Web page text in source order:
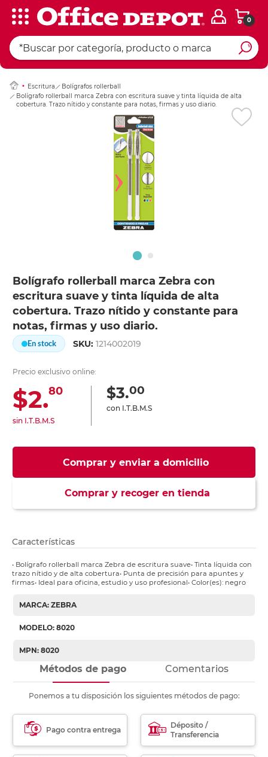
0
Escritura
Bolígrafos rollerball
Bolígrafo rollerball marca Zebra con escritura suave y tinta líquida de alta
cobertura. Trazo nítido y constante para notas, firmas y uso diario.
Bolígrafo rollerball marca Zebra con
escritura suave y tinta líquida de alta
cobertura. Trazo nítido y constante para
notas, firmas y uso diario.
En stock SKU:1214002019
Precio exclusivo online:
$2.80
sin I.T.B.M.S
$3.00
con I.T.B.M.S
Comprar y enviar a domicilio
Comprar y recoger en tienda
Ingresar Codigo
Características
• Bolígrafo rollerball marca Zebra de escritura suave• Tinta líquida con
trazo nítido y de alta cobertura• Punta de precisión para apuntes y
firmas• Ideal para oficina, estudio y uso profesional• Color(es): negro
MARCA: ZEBRA
MODELO: 8020
MPN: 8020
Métodos de pago Comentarios
Ponemos a tu disposición los siguientes métodos de pago:
Pago contra entrega
Déposito /
Transferencia